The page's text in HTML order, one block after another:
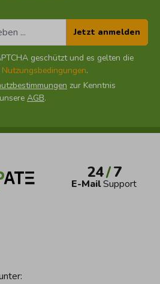
geschützt und es gelten die
Nutzungsbedingungen.
zur Kenntnis
AGB.
Jetzt anmelden
24/7
E-MailSupport